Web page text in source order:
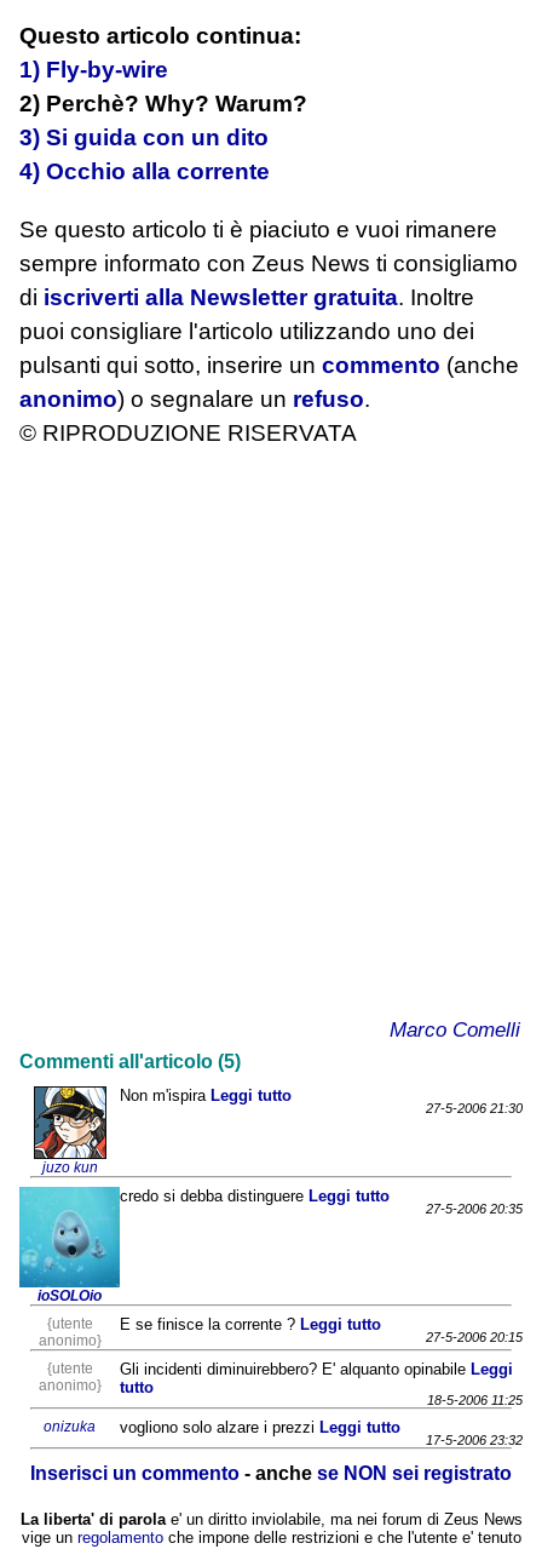
Questo articolo continua:
1) Fly-by-wire
2) Perchè? Why? Warum?
3) Si guida con un dito
4) Occhio alla corrente
Se questo articolo ti è piaciuto e vuoi rimanere
sempre informato con Zeus News ti consigliamo
di iscriverti alla Newsletter gratuita. Inoltre
puoi consigliare l'articolo utilizzando uno dei
pulsanti qui sotto, inserire un commento (anche
anonimo) o segnalare un refuso.
© RIPRODUZIONE RISERVATA
Marco Comelli
Commenti all'articolo (5)
juzo kun
Non m'ispiraLeggi tutto
27-5-2006 21:30
ioSOLOio
credo si debba distinguereLeggi tutto
27-5-2006 20:35
{utente
anonimo}
E se finisce la corrente ?Leggi tutto
27-5-2006 20:15
{utente
anonimo}
Gli incidenti diminuirebbero? E' alquanto opinabileLeggi
tutto
18-5-2006 11:25
onizuka vogliono solo alzare i prezziLeggi tutto
17-5-2006 23:32
Inserisci un commento - anche se NON sei registrato
La liberta' di parolae' un diritto inviolabile, ma nei forum di Zeus News
vige un regolamentoche impone delle restrizioni e che l'utente e' tenuto